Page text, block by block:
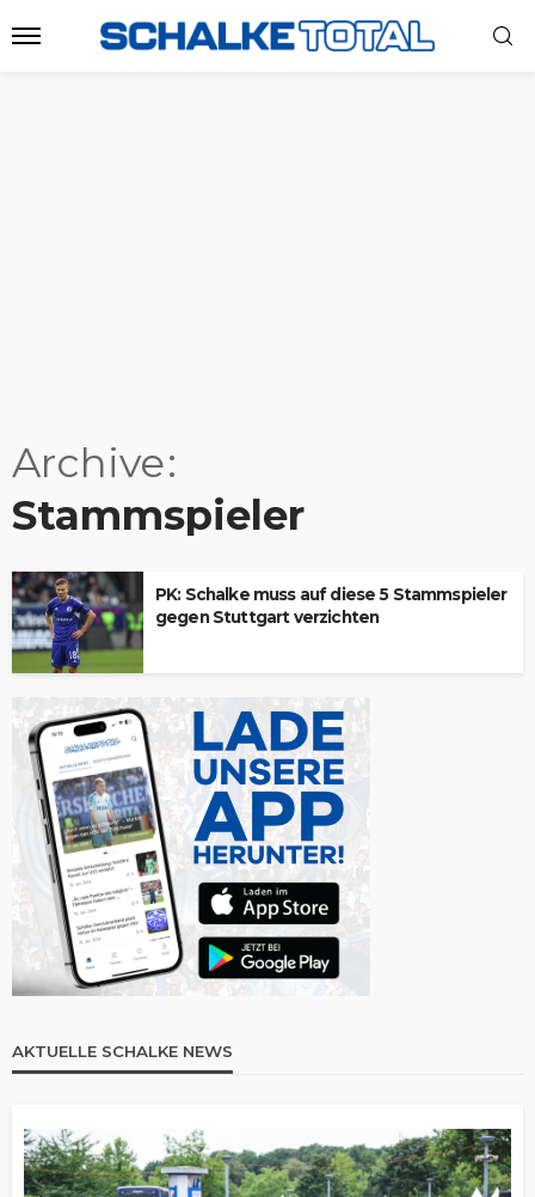
Archive
Stammspieler
PK: Schalke muss auf diese 5 Stammspieler
gegen Stuttgart verzichten
AKTUELLE SCHALKE NEWS